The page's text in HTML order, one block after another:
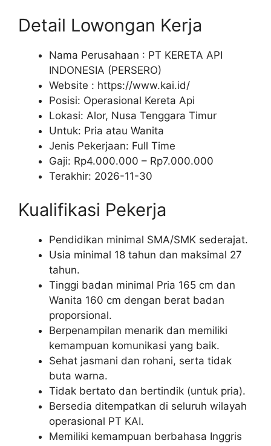
Detail Lowongan Kerja
Nama Perusahaan : PT KERETA API
INDONESIA (PERSERO)
Website : https://www.kai.id/
Posisi: Operasional Kereta Api
Lokasi: Alor, Nusa Tenggara Timur
Untuk: Pria atau Wanita
Jenis Pekerjaan: Full Time
Gaji: Rp4.000.000 – Rp7.000.000
Terakhir: 2026-11-30
Kualifikasi Pekerja
Pendidikan minimal SMA/SMK sederajat.
Usia minimal 18 tahun dan maksimal 27
tahun.
Tinggi badan minimal Pria 165 cm dan
Wanita 160 cm dengan berat badan
proporsional.
Berpenampilan menarik dan memiliki
kemampuan komunikasi yang baik.
Sehat jasmani dan rohani, serta tidak
buta warna.
Tidak bertato dan bertindik (untuk pria).
Bersedia ditempatkan di seluruh wilayah
operasional PT KAI.
Memiliki kemampuan berbahasa Inggris